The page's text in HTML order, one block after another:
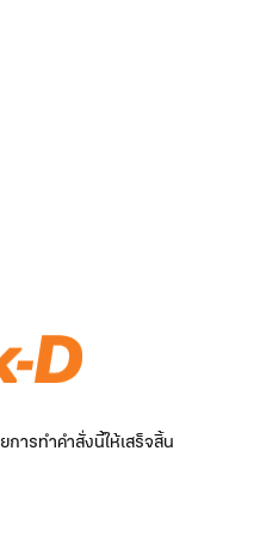
ารทำคำสั่งนี้ให้เสร็จสิ้น